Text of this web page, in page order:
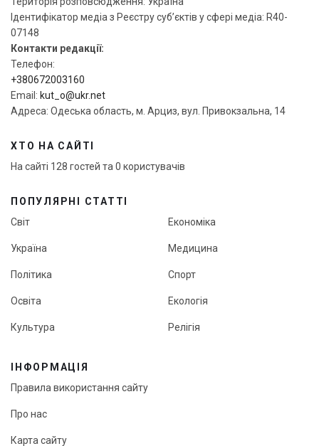
Ідентифікатор медіа з Реєстру суб’єктів у сфері медіа: R40-
07148
Контакти редакції:
Телефон:
+380672003160
Email: kut_o@ukr.net
Адреса: Одеська область, м. Арциз, вул. Привокзальна, 14
ХТО НА САЙТІ
На сайті 128 гостей та 0 користувачів
ПОПУЛЯРНІ СТАТТІ
Світ
Україна
Політика
Освіта
Культура
Економіка
Медицина
Спорт
Екологія
Релігія
ІНФОРМАЦІЯ
Правила використання сайту
Про нас
Карта сайту